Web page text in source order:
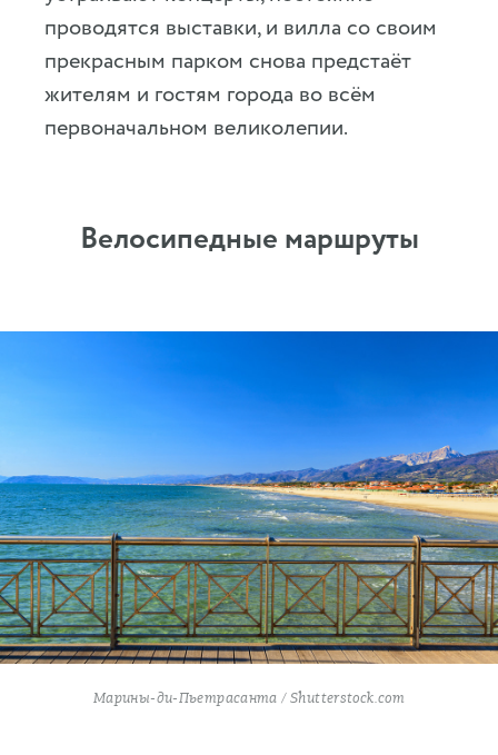
проводятся выставки, и вилла со своим
прекрасным парком снова предстаёт
жителям и гостям города во всём
первоначальном великолепии.
Велосипедные маршруты
Марины-ди-Пьетрасанта / Shutterstock.com